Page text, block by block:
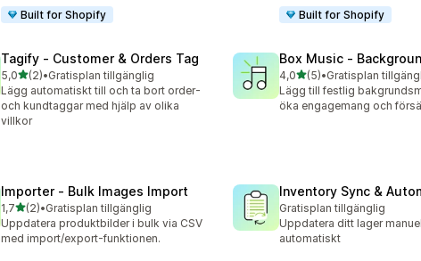
Built for Shopify
Built for Shopify
Tagify ‑ Customer & Orders Tag
5,0av 5 stjärnor
(2)
2 recensioner totalt
•Gratisplan tillgänglig
Lägg automatiskt till och ta bort order-
och kundtaggar med hjälp av olika
villkor
Box Music ‑
4,0av 5 stjärnor
(5)
5 recensioner totalt
•Gratisplan
Lägg till festlig
öka engagemang och
Importer ‑ Bulk Images Import
1,7av 5 stjärnor
(2)
2 recensioner totalt
•Gratisplan tillgänglig
Uppdatera produktbilder i bulk via CSV
med import/export-funktionen.
Inventory Sync &
Gratisplan tillgänglig
Uppdatera ditt lager
automatiskt